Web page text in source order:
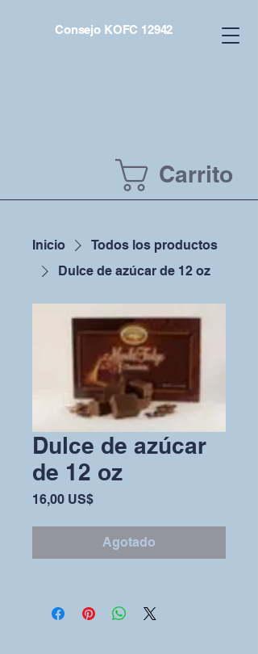
Consejo KOFC 12942
Carrito
Inicio
Todos los productos
Dulce de azúcar de 12 oz
Dulce de azúcar
de 12 oz
16,00 US$Precio
Agotado